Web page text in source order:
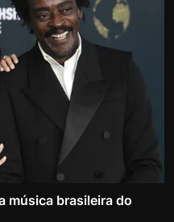
música brasileira do